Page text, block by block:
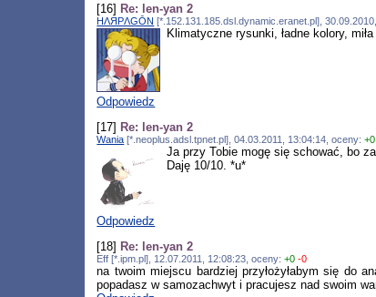
[16] Re: len-yan 2
HΛЯPΛGŌN [*.152.131.185.dsl.dynamic.eranet.pl],
Klimatyczne rysunki, ładne kolory,
Odpowiedz
[17] Re: len-yan 2
Wania [*.neoplus.adsl.tpnet.pl], 04.03.2011, 13:04:14, oceny:+0
Ja przy Tobie mogę się schować, bo
Daję 10/10. *u*
Odpowiedz
[18] Re: len-yan 2
Eff [*.ipm.pl], 12.07.2011, 12:08:23, oceny:+0 -0
na twoim miejscu bardziej przyłożyłabym się do
popadasz w samozachwyt i pracujesz nad swoim